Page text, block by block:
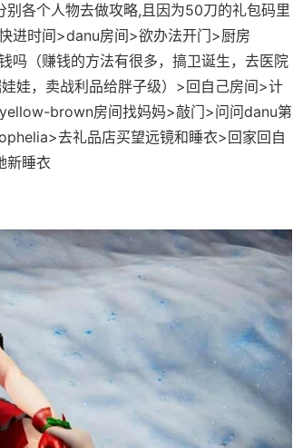
各个人物去做攻略,且因为50刀的礼包码里
进时间>danu房间>欲办法开门>厨房
（赚钱的方法有很多，搞卫诞生，去医院
娃，卖战利品给胖子级）>回自己房间>计
brown房间找妈妈>敲门>问问danu第
去礼品店买望远镜和睡衣>回家回自
新睡衣